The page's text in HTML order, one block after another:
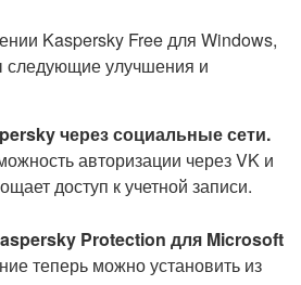
Kaspersky Free для Windows,
следующие улучшения и
через социальные сети.
авторизации через VK и
доступ к учетной записи.
Protection для Microsoft
теперь можно установить из